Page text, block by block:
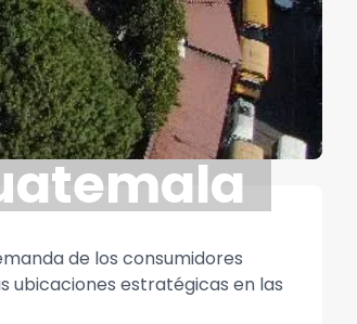
de los consumidores
ubicaciones estratégicas en las